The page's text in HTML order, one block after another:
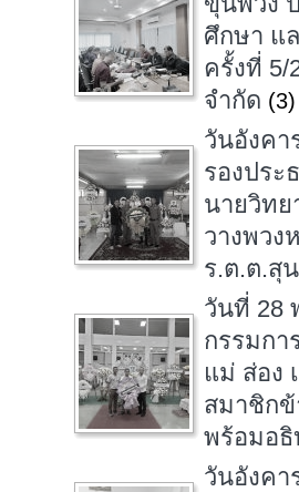
ศึกษา แ
ครั้งที่
จำกัด (3)
วันอังคา
รองประ
นายวิท
วางพว
ร.ต.ต.สุ
วันที่ 28
กรรมก
แม่​ ส่อง​
สมาชิกข้
พร้อมอธิ
วันอังคา